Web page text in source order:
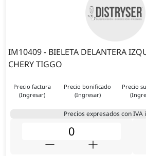
IM10409 - BIELETA DELANTERA
CHERY TIGGO
Precio factura
(Ingresar)
Precio bonificado
(Ingresar)
Precio
Precios expresados con IVA